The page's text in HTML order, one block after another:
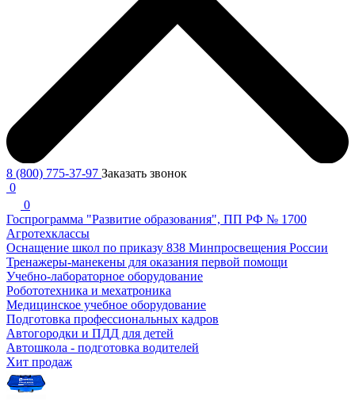
8 (800) 775-37-97 Заказать звонок
0
0
Госпрограмма "Развитие образования", ПП РФ № 1700
Агротехклассы
Оснащение школ по приказу 838 Минпросвещения России
Тренажеры-манекены для оказания первой помощи
Учебно-лабораторное оборудование
Робототехника и мехатроника
Медицинское учебное оборудование
Подготовка профессиональных кадров
Автогородки и ПДД для детей
Автошкола - подготовка водителей
Хит продаж